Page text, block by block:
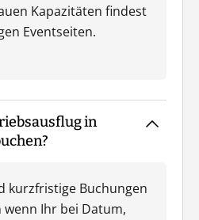
Kapazitäten findest
Eventseiten.
in
kurzfristige Buchungen
Ihr bei Datum,